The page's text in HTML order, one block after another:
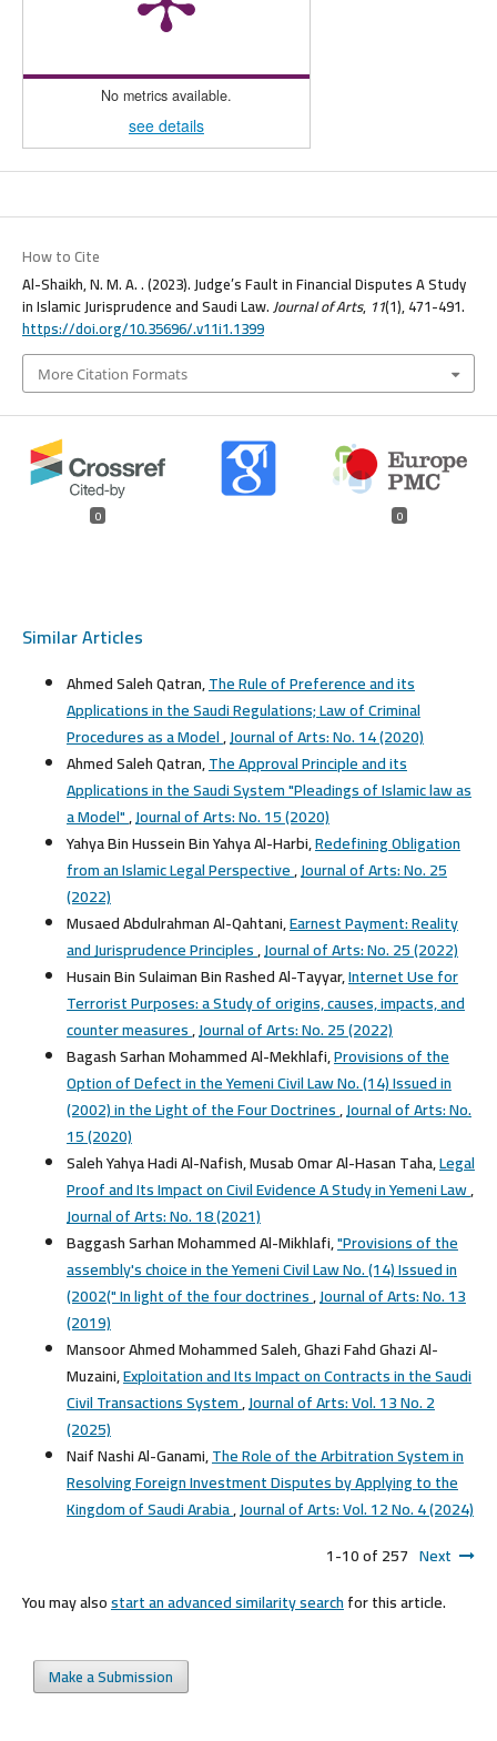
No metrics available.
see details
How to Cite
Al-Shaikh, N. M. A. . (2023). Judge’s Fault in Financial Disputes A Study
in Islamic Jurisprudence and Saudi Law.Journal of Arts, 11(1), 471-491.
https://doi.org/10.35696/.v11i1.1399
More Citation Formats
0 0
Similar Articles
Ahmed Saleh Qatran,The Rule of Preference and its
Applications in the Saudi Regulations; Law of Criminal
Procedures as a Model,Journal of Arts: No. 14 (2020)
Ahmed Saleh Qatran,The Approval Principle and its
Applications in the Saudi System "Pleadings of Islamic law as
a Model",Journal of Arts: No. 15 (2020)
Yahya Bin Hussein Bin Yahya Al-Harbi,Redefining Obligation
from an Islamic Legal Perspective,Journal of Arts: No. 25
(2022)
Musaed Abdulrahman Al-Qahtani,Earnest Payment: Reality
and Jurisprudence Principles,Journal of Arts: No. 25 (2022)
Husain Bin Sulaiman Bin Rashed Al-Tayyar,Internet Use for
Terrorist Purposes: a Study of origins, causes, impacts, and
counter measures,Journal of Arts: No. 25 (2022)
Bagash Sarhan Mohammed Al-Mekhlafi,Provisions of the
Option of Defect in the Yemeni Civil Law No. (14) Issued in
(2002) in the Light of the Four Doctrines,Journal of Arts: No.
15 (2020)
Saleh Yahya Hadi Al-Nafish, Musab Omar Al-Hasan Taha,Legal
Proof and Its Impact on Civil Evidence A Study in Yemeni Law,
Journal of Arts: No. 18 (2021)
Baggash Sarhan Mohammed Al-Mikhlafi,"Provisions of the
assembly's choice in the Yemeni Civil Law No. (14) Issued in
(2002(" In light of the four doctrines,Journal of Arts: No. 13
(2019)
Mansoor Ahmed Mohammed Saleh, Ghazi Fahd Ghazi Al-
Muzaini,Exploitation and Its Impact on Contracts in the Saudi
Civil Transactions System,Journal of Arts: Vol. 13 No. 2
(2025)
Naif Nashi Al-Ganami,The Role of the Arbitration System in
Resolving Foreign Investment Disputes by Applying to the
Kingdom of Saudi Arabia,Journal of Arts: Vol. 12 No. 4 (2024)
1-10 of 257 Next
You may alsostart an advanced similarity searchfor this article.
Make a Submission